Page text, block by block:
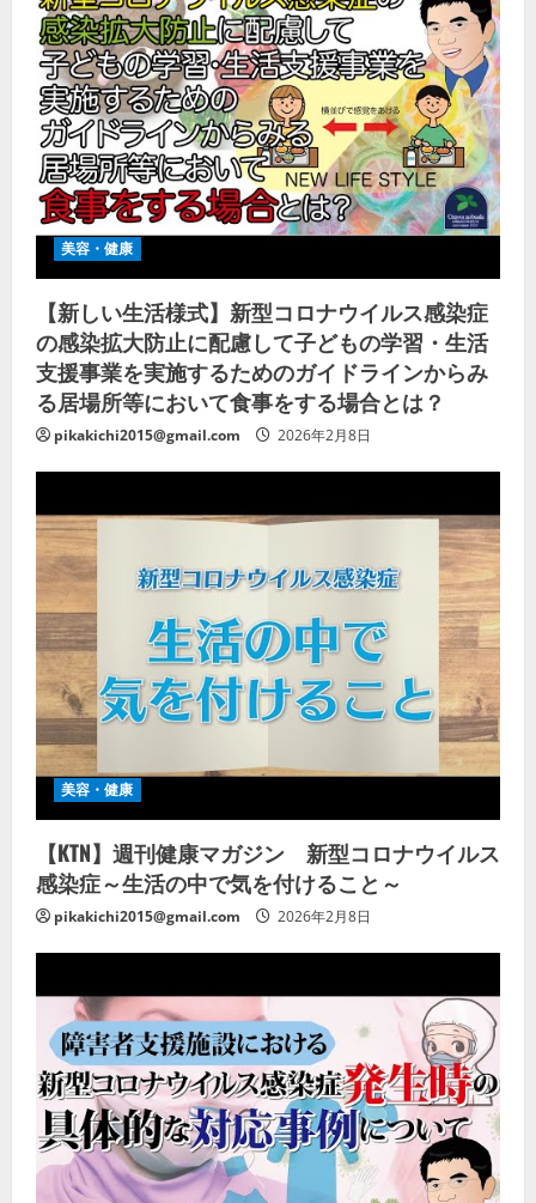
美容・健康
【新しい生活様式】新型コロナウイルス感染症
の感染拡大防止に配慮して子どもの学習・生活
支援事業を実施するためのガイドラインからみ
る居場所等において食事をする場合とは？
pikakichi2015@gmail.com 2026年2月8日
美容・健康
【KTN】週刊健康マガジン 新型コロナウイルス
感染症～生活の中で気を付けること～
pikakichi2015@gmail.com 2026年2月8日